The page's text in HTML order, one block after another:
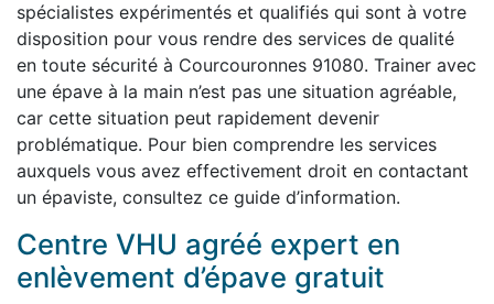
spécialistes expérimentés et qualifiés qui sont à votre
disposition pour vous rendre des services de qualité
en toute sécurité à Courcouronnes 91080. Trainer avec
une épave à la main n’est pas une situation agréable,
car cette situation peut rapidement devenir
problématique. Pour bien comprendre les services
auxquels vous avez effectivement droit en contactant
un épaviste, consultez ce guide d’information.
Centre VHU agréé expert en
enlèvement d’épave gratuit